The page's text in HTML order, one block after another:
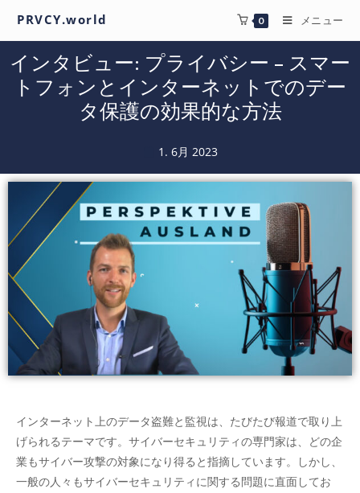
PRVCY.world 0 メニュー
インタビュー: プライバシー – スマー
トフォンとインターネットでのデー
タ保護の効果的な方法
1. 6月 2023
インターネット上のデータ盗難と監視は、たびたび報道で取り上
げられるテーマです。サイバーセキュリティの専門家は、どの企
業もサイバー攻撃の対象になり得ると指摘しています。しかし、
一般の人々もサイバーセキュリティに関する問題に直面してお